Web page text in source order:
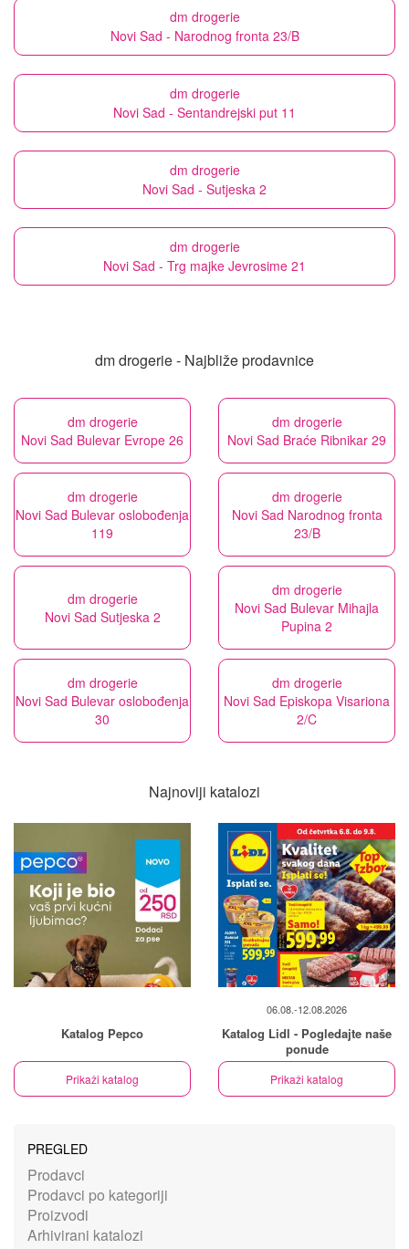
dm drogerie
Novi Sad - Narodnog fronta 23/B
dm drogerie
Novi Sad - Sentandrejski put 11
dm drogerie
Novi Sad - Sutjeska 2
dm drogerie
Novi Sad - Trg majke Jevrosime 21
dm drogerie - Najbliže prodavnice
dm drogerie
Novi Sad Bulevar Evrope 26
dm drogerie
Novi Sad Braće Ribnikar 29
dm drogerie
Novi Sad Bulevar oslobođenja
119
dm drogerie
Novi Sad Narodnog fronta
23/B
dm drogerie
Novi Sad Sutjeska 2
dm drogerie
Novi Sad Bulevar Mihajla
Pupina 2
dm drogerie
Novi Sad Bulevar oslobođenja
30
dm drogerie
Novi Sad Episkopa Visariona
2/C
Najnoviji katalozi
Katalog Pepco
Prikaži katalog
06.08.-12.08.2026
Katalog Lidl - Pogledajte naše
ponude
Prikaži katalog
PREGLED
Prodavci
Prodavci po kategoriji
Proizvodi
Arhivirani katalozi